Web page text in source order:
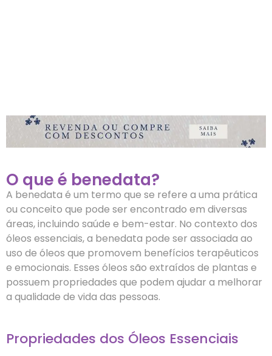
O que é benedata?
A benedata é um termo que se refere a uma prática
ou conceito que pode ser encontrado em diversas
áreas, incluindo saúde e bem-estar. No contexto dos
óleos essenciais, a benedata pode ser associada ao
uso de óleos que promovem benefícios terapêuticos
e emocionais. Esses óleos são extraídos de plantas e
possuem propriedades que podem ajudar a melhorar
a qualidade de vida das pessoas.
Propriedades dos Óleos Essenciais